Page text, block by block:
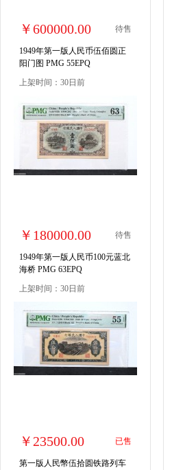
￥600000.00 待售
1949年第一版人民币伍佰圆正
阳门图 PMG 55EPQ
上架时间：30日前
￥180000.00 待售
1949年第一版人民币100元蓝北
海桥 PMG 63EPQ
上架时间：30日前
￥23500.00 已售
第一版人民幣伍拾圆铁路列车